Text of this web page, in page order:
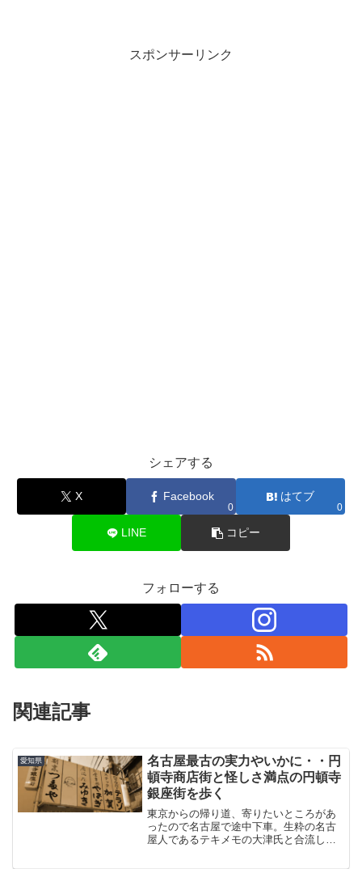
スポンサーリンク
シェアする
X Facebook
0
はてブ
0
LINE コピー
フォローする
関連記事
愛知県
名古屋最古の実力やいかに・・円
頓寺商店街と怪しさ満点の円頓寺
銀座街を歩く
東京からの帰り道、寄りたいところがあ
ったので名古屋で途中下車。生粋の名古
屋人であるテキメモの大津氏と合流し